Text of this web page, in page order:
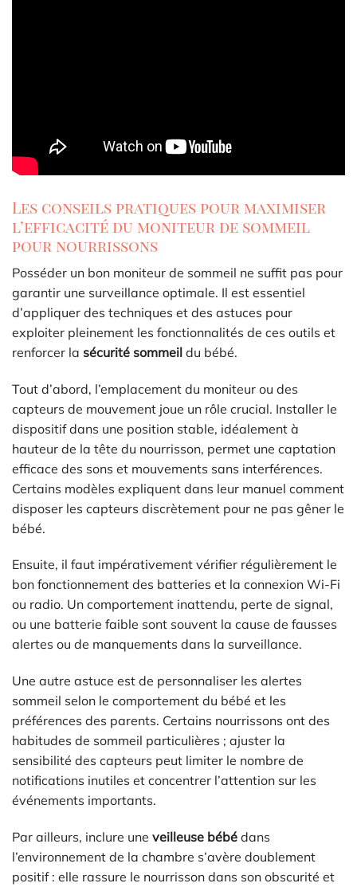
Les conseils pratiques pour maximiser
l’efficacité du moniteur de sommeil
pour nourrissons
Posséder un bon moniteur de sommeil ne suffit pas pour
garantir une surveillance optimale. Il est essentiel
d’appliquer des techniques et des astuces pour
exploiter pleinement les fonctionnalités de ces outils et
renforcer la sécurité sommeil du bébé.
Tout d’abord, l’emplacement du moniteur ou des
capteurs de mouvement joue un rôle crucial. Installer le
dispositif dans une position stable, idéalement à
hauteur de la tête du nourrisson, permet une captation
efficace des sons et mouvements sans interférences.
Certains modèles expliquent dans leur manuel comment
disposer les capteurs discrètement pour ne pas gêner le
bébé.
Ensuite, il faut impérativement vérifier régulièrement le
bon fonctionnement des batteries et la connexion Wi-Fi
ou radio. Un comportement inattendu, perte de signal,
ou une batterie faible sont souvent la cause de fausses
alertes ou de manquements dans la surveillance.
Une autre astuce est de personnaliser les alertes
sommeil selon le comportement du bébé et les
préférences des parents. Certains nourrissons ont des
habitudes de sommeil particulières ; ajuster la
sensibilité des capteurs peut limiter le nombre de
notifications inutiles et concentrer l’attention sur les
événements importants.
Par ailleurs, inclure une veilleuse bébé dans
l’environnement de la chambre s’avère doublement
positif : elle rassure le nourrisson dans son obscurité et